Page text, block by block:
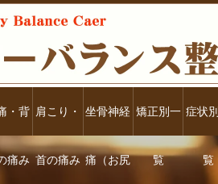
・背
痛み
肩こり・
首の痛み
坐骨神経
痛（お尻
矯正別一
覧
症状
覧